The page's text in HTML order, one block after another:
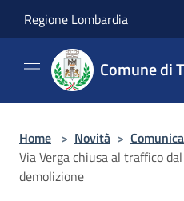
Regione Lombardia
Comune di
Home > Novità >
Via Verga chiusa al traffico
demolizione